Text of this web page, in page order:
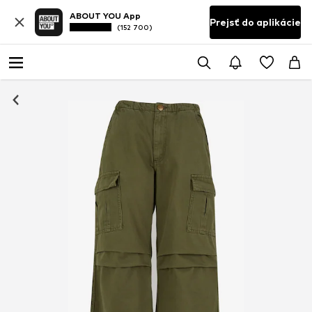
ABOUT YOU App
(152 700) Prejsť do aplikácie